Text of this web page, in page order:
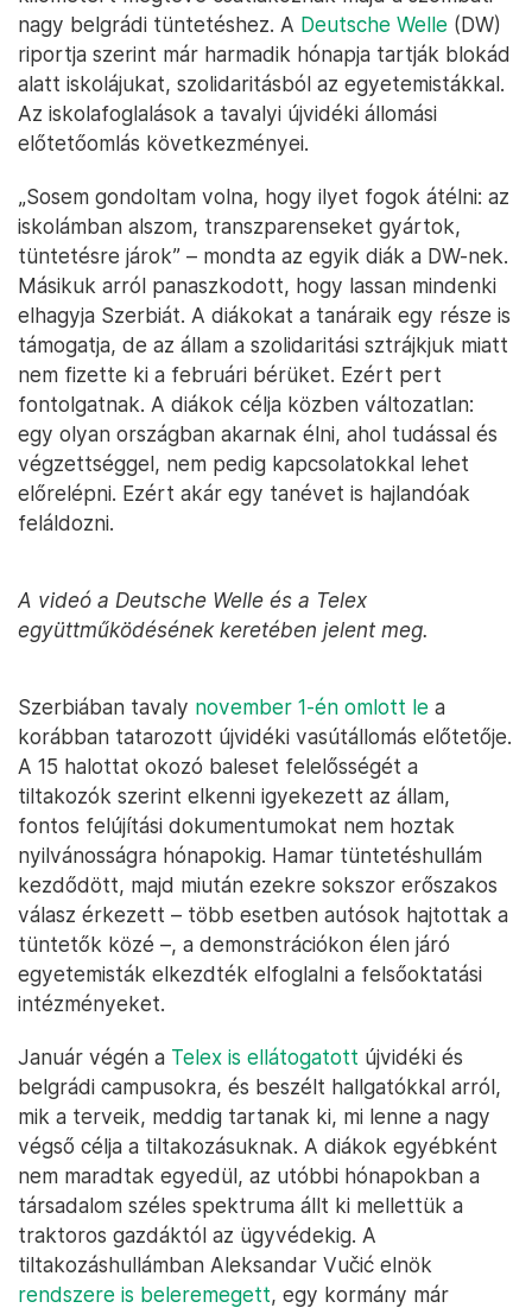
nagy belgrádi tüntetéshez. A Deutsche Welle (DW)
riportja szerint már harmadik hónapja tartják blokád
alatt iskolájukat, szolidaritásból az egyetemistákkal.
Az iskolafoglalások a tavalyi újvidéki állomási
előtetőomlás következményei.
„Sosem gondoltam volna, hogy ilyet fogok átélni: az
iskolámban alszom, transzparenseket gyártok,
tüntetésre járok” – mondta az egyik diák a DW-nek.
Másikuk arról panaszkodott, hogy lassan mindenki
elhagyja Szerbiát. A diákokat a tanáraik egy része is
támogatja, de az állam a szolidaritási sztrájkjuk miatt
nem fizette ki a februári bérüket. Ezért pert
fontolgatnak. A diákok célja közben változatlan:
egy olyan országban akarnak élni, ahol tudással és
végzettséggel, nem pedig kapcsolatokkal lehet
előrelépni. Ezért akár egy tanévet is hajlandóak
feláldozni.
A videó a Deutsche Welle és a Telex
együttműködésének keretében jelent meg.
Szerbiában tavaly november 1-én omlott le a
korábban tatarozott újvidéki vasútállomás előtetője.
A 15 halottat okozó baleset felelősségét a
tiltakozók szerint elkenni igyekezett az állam,
fontos felújítási dokumentumokat nem hoztak
nyilvánosságra hónapokig. Hamar tüntetéshullám
kezdődött, majd miután ezekre sokszor erőszakos
válasz érkezett – több esetben autósok hajtottak a
tüntetők közé –, a demonstrációkon élen járó
egyetemisták elkezdték elfoglalni a felsőoktatási
intézményeket.
Január végén a Telex is ellátogatott újvidéki és
belgrádi campusokra, és beszélt hallgatókkal arról,
mik a terveik, meddig tartanak ki, mi lenne a nagy
végső célja a tiltakozásuknak. A diákok egyébként
nem maradtak egyedül, az utóbbi hónapokban a
társadalom széles spektruma állt ki mellettük a
traktoros gazdáktól az ügyvédekig. A
tiltakozáshullámban Aleksandar Vučić elnök
rendszere is beleremegett, egy kormány már